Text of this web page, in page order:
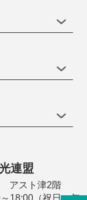
連盟
アスト津2階
18:00（祝日・年